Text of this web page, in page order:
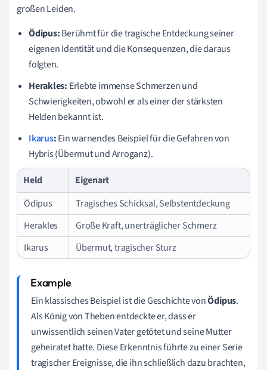
großen Leiden.
Ödipus:Berühmt für die tragische Entdeckung seiner
eigenen Identität und die Konsequenzen, die daraus
folgten.
Herakles: Erlebte immense Schmerzen und
Schwierigkeiten, obwohl er als einer der stärksten
Helden bekannt ist.
Ikarus:Ein warnendes Beispiel für die Gefahren von
Hybris (Übermut und Arroganz).
Held
Eigenart
Ödipus
Tragisches Schicksal, Selbstentdeckung
Herakles
Große Kraft, unerträglicher Schmerz
Ikarus
Übermut, tragischer Sturz
Ein klassisches Beispiel ist die Geschichte vonÖdipus.
Als König von Theben entdeckte er, dass er
unwissentlich seinen Vater getötet und seine Mutter
geheiratet hatte. Diese Erkenntnis führte zu einer Serie
tragischer Ereignisse, die ihn schließlich dazu brachten,